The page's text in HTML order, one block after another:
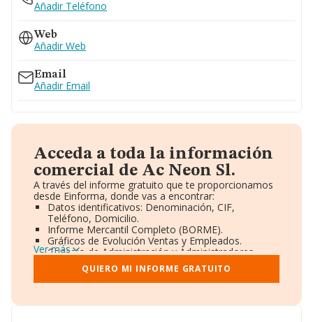
Añadir Teléfono
Web
Añadir Web
Email
Añadir Email
Acceda a toda la información
comercial de Ac Neon Sl.
A través del informe gratuito que te proporcionamos
desde Einforma, donde vas a encontrar:
Datos identificativos: Denominación, CIF,
Teléfono, Domicilio.
Informe Mercantil Completo (BORME).
Gráficos de Evolución Ventas y Empleados.
Consejo de Administración y Administradores.
Directivos y Ejecutivos.
Accionistas.
Participaciones y Vinculaciones en otras empresas.
Información oficial y registral complementaria.
Ver más
QUIERO MI INFORME GRATUITO